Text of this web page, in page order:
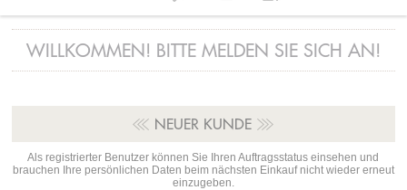
WILLKOMMEN! BITTE MELDEN SIE SICH AN!
NEUER KUNDE
Als registrierter Benutzer können Sie Ihren Auftragsstatus einsehen und
brauchen Ihre persönlichen Daten beim nächsten Einkauf nicht wieder erneut
einzugeben.